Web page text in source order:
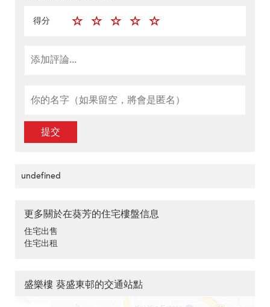
得分
提交
undefined
更多關於在葵芳的住宅樓盤信息
住宅出售
住宅出租
盛樂樓 葵盛東邨的交通站點